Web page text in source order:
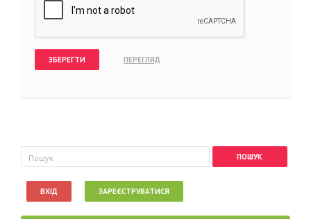
Пошукова форма
Пошук
ВХІД ЗАРЕЄСТРУВАТИСЯ